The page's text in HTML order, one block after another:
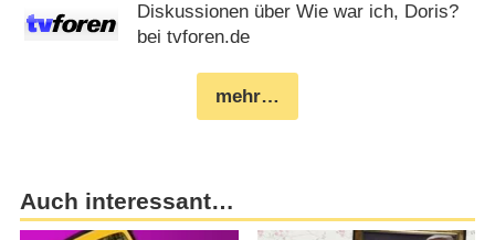
Diskussionen über Wie war ich, Doris?
bei tvforen.de
mehr…
Auch interessant…